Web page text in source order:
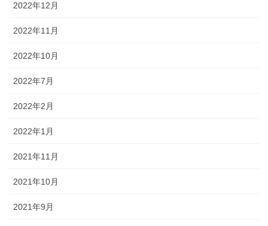
2022年12月
2022年11月
2022年10月
2022年7月
2022年2月
2022年1月
2021年11月
2021年10月
2021年9月